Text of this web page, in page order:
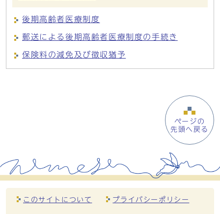
後期高齢者医療制度
郵送による後期高齢者医療制度の手続き
保険料の減免及び徴収猶予
ページの
先頭へ戻る
このサイトについて プライバシーポリシー